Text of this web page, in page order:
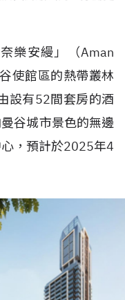
樂安縵」（Aman
使館區的熱帶叢林
設有52間套房的酒
谷城市景色的無邊
，預計於2025年4